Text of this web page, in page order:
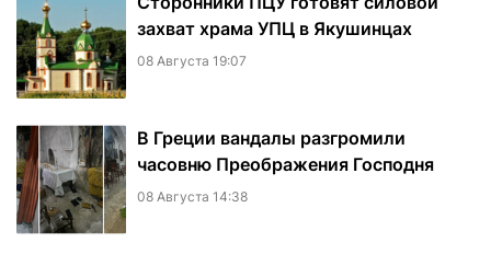
захват храма УПЦ в Якушинцах
08 Августа 19:07
В Греции вандалы разгромили
часовню Преображения Господня
08 Августа 14:38